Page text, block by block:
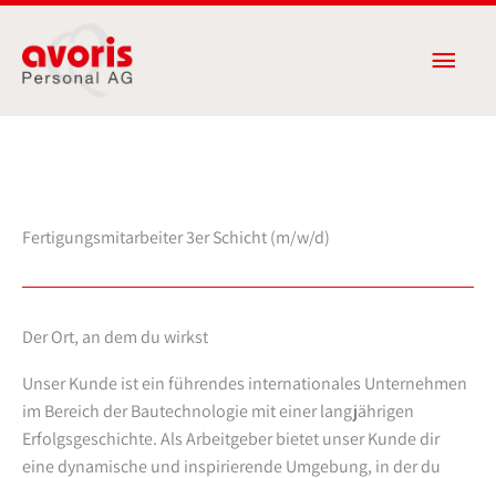
Inhalt
springen
Fertigungsmitarbeiter 3er Schicht (m/w/d)
Der Ort, an dem du wirkst
Unser Kunde ist ein führendes internationales Unternehmen
im Bereich der Bautechnologie mit einer langjährigen
Erfolgsgeschichte. Als Arbeitgeber bietet unser Kunde dir
eine dynamische und inspirierende Umgebung, in der du